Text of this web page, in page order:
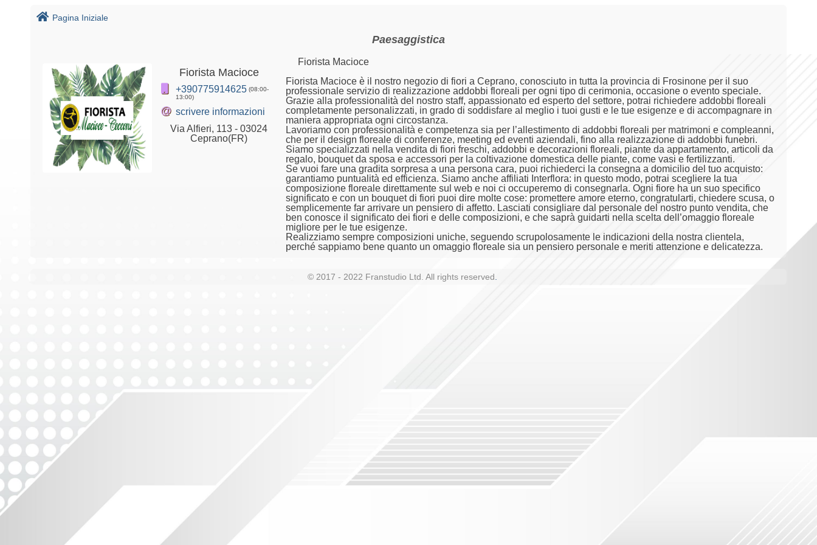
Pagina Iniziale
Paesaggistica
Fiorista Macioce
+390775914625 (08:00-
13:00)
@ scrivere informazioni
Via Alfieri, 113 - 03024
Ceprano(FR)
Fiorista Macioce
Fiorista Macioce è il nostro negozio di fiori a Ceprano, conosciuto in tutta la provincia di Frosinone per il suo
professionale servizio di realizzazione addobbi floreali per ogni tipo di cerimonia, occasione o evento speciale.
Grazie alla professionalità del nostro staff, appassionato ed esperto del settore, potrai richiedere addobbi floreali
completamente personalizzati, in grado di soddisfare al meglio i tuoi gusti e le tue esigenze e di accompagnare in
maniera appropriata ogni circostanza.
Lavoriamo con professionalità e competenza sia per l’allestimento di addobbi floreali per matrimoni e compleanni,
che per il design floreale di conferenze, meeting ed eventi aziendali, fino alla realizzazione di addobbi funebri.
Siamo specializzati nella vendita di fiori freschi, addobbi e decorazioni floreali, piante da appartamento, articoli da
regalo, bouquet da sposa e accessori per la coltivazione domestica delle piante, come vasi e fertilizzanti.
Se vuoi fare una gradita sorpresa a una persona cara, puoi richiederci la consegna a domicilio del tuo acquisto:
garantiamo puntualità ed efficienza. Siamo anche affiliati Interflora: in questo modo, potrai scegliere la tua
composizione floreale direttamente sul web e noi ci occuperemo di consegnarla. Ogni fiore ha un suo specifico
significato e con un bouquet di fiori puoi dire molte cose: promettere amore eterno, congratularti, chiedere scusa, o
semplicemente far arrivare un pensiero di affetto. Lasciati consigliare dal personale del nostro punto vendita, che
ben conosce il significato dei fiori e delle composizioni, e che saprà guidarti nella scelta dell’omaggio floreale
migliore per le tue esigenze.
Realizziamo sempre composizioni uniche, seguendo scrupolosamente le indicazioni della nostra clientela,
perché sappiamo bene quanto un omaggio floreale sia un pensiero personale e meriti attenzione e delicatezza.
© 2017 - 2022 Franstudio Ltd. All rights reserved